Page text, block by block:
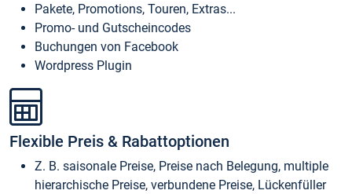
Pakete, Promotions, Touren, Extras...
Promo- und Gutscheincodes
Buchungen von Facebook
Wordpress Plugin
Flexible Preis & Rabattoptionen
Z. B. saisonale Preise, Preise nach Belegung, multiple
hierarchische Preise, verbundene Preise, Lückenfüller